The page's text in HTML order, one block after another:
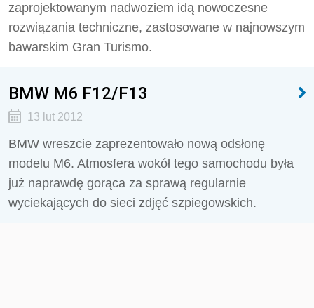
zaprojektowanym nadwoziem idą nowoczesne
rozwiązania techniczne, zastosowane w najnowszym
bawarskim Gran Turismo.
BMW M6 F12/F13
13 lut 2012
BMW wreszcie zaprezentowało nową odsłonę
modelu M6. Atmosfera wokół tego samochodu była
już naprawdę gorąca za sprawą regularnie
wyciekających do sieci zdjęć szpiegowskich.